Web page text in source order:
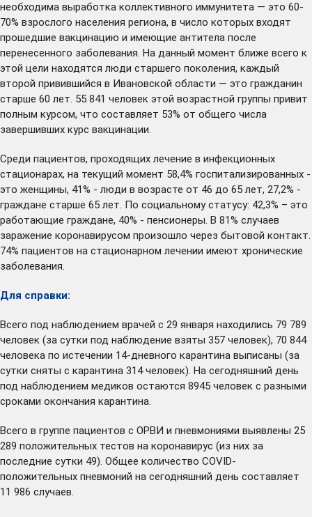
необходима выработка коллективного иммунитета — это 60-
70% взрослого населения региона, в число которых входят
прошедшие вакцинацию и имеющие антитела после
перенесенного заболевания. На данный момент ближе всего к
этой цели находятся люди старшего поколения, каждый
второй привившийся в Ивановской области — это гражданин
старше 60 лет. 55 841 человек этой возрастной группы привит
полным курсом, что составляет 53% от общего числа
завершивших курс вакцинации.
Среди пациентов, проходящих лечение в инфекционных
стационарах, на текущий момент 58,4% госпитализированных -
это женщины, 41% - люди в возрасте от 46 до 65 лет, 27,2% -
граждане старше 65 лет. По социальному статусу: 42,3% – это
работающие граждане, 40% - пенсионеры. В 81% случаев
заражение коронавирусом произошло через бытовой контакт.
74% пациентов на стационарном лечении имеют хронические
заболевания.
Для справки:
Всего под наблюдением врачей с 29 января находились 79 789
человек (за сутки под наблюдение взяты 357 человек), 70 844
человека по истечении 14-дневного карантина выписаны (за
сутки сняты с карантина 314 человек). На сегодняшний день
под наблюдением медиков остаются 8945 человек с разными
сроками окончания карантина.
Всего в группе пациентов с ОРВИ и пневмониями выявлены 25
289 положительных тестов на коронавирус (из них за
последние сутки 49). Общее количество COVID-
положительных пневмоний на сегодняшний день составляет
11 986 случаев.